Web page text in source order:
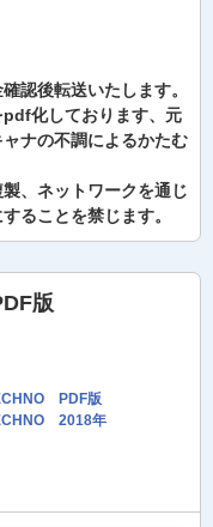
認後転送いたします。
pdf化しております、元
ナの不調によるかたむ
、ネットワークを通じ
ることを禁じます。
版
PDF版
2018年